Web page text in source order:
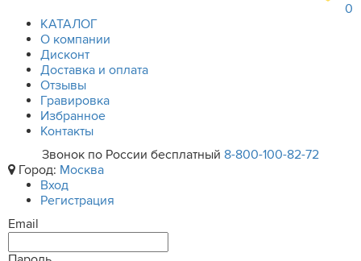
0
КАТАЛОГ
О компании
Дисконт
Доставка и оплата
Отзывы
Гравировка
Избранное
Контакты
Звонок по России бесплатный 8-800-100-82-72
Город: Москва
Вход
Регистрация
Email